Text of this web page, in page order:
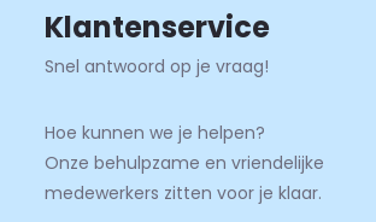
Klantenservice
Snel antwoord op je vraag!
Hoe kunnen we je helpen?
Onze behulpzame en vriendelijke
medewerkers zitten voor je klaar.